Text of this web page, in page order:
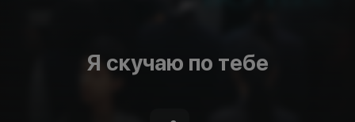
Я скучаю по тебе